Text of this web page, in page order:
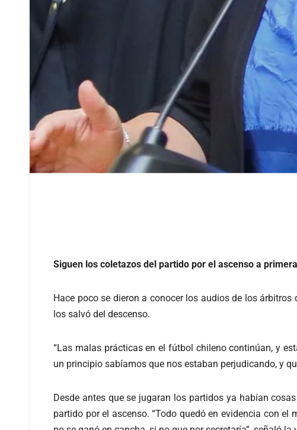
Siguen los coletazos del partido por el ascenso a
Hace poco se dieron a conocer los audios de los
los salvó del descenso.
“Las malas prácticas en el fútbol chileno continúan, y
un principio sabíamos que nos estaban perjudicando, y
Desde antes que se jugaran los partidos ya habían
partido por el ascenso. “Todo quedó en evidencia con